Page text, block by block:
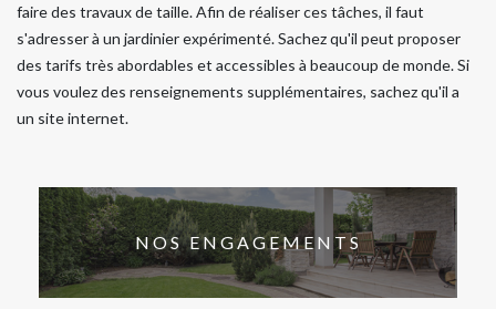
faire des travaux de taille. Afin de réaliser ces tâches, il faut
s'adresser à un jardinier expérimenté. Sachez qu'il peut proposer
des tarifs très abordables et accessibles à beaucoup de monde. Si
vous voulez des renseignements supplémentaires, sachez qu'il a
un site internet.
NOS ENGAGEMENTS